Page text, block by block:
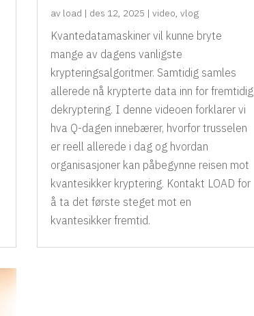
av load | des 12, 2025 | video, vlog
Kvantedatamaskiner vil kunne bryte
mange av dagens vanligste
krypteringsalgoritmer. Samtidig samles
allerede nå krypterte data inn for fremtidig
dekryptering. I denne videoen forklarer vi
hva Q-dagen innebærer, hvorfor trusselen
er reell allerede i dag og hvordan
organisasjoner kan påbegynne reisen mot
kvantesikker kryptering. Kontakt LOAD for
å ta det første steget mot en
kvantesikker fremtid.